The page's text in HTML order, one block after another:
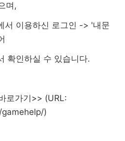
며,
서 이용하신 로그인 -> '내문
확인하실 수 있습니다.
로가기>> (URL:
)